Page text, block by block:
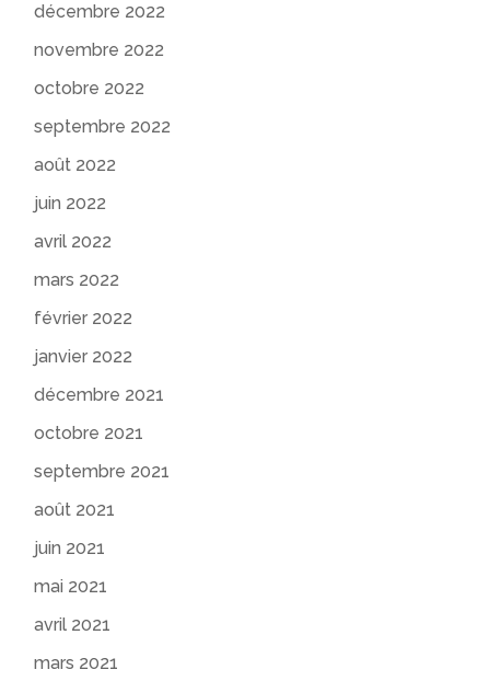
décembre 2022
novembre 2022
octobre 2022
septembre 2022
août 2022
juin 2022
avril 2022
mars 2022
février 2022
janvier 2022
décembre 2021
octobre 2021
septembre 2021
août 2021
juin 2021
mai 2021
avril 2021
mars 2021